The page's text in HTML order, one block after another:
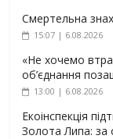
Смертельна
15:07 | 6.08.2026
«Не хочемо
об’єднання
13:00 | 6.08.2026
Екоінспекція
Золота Липа: за